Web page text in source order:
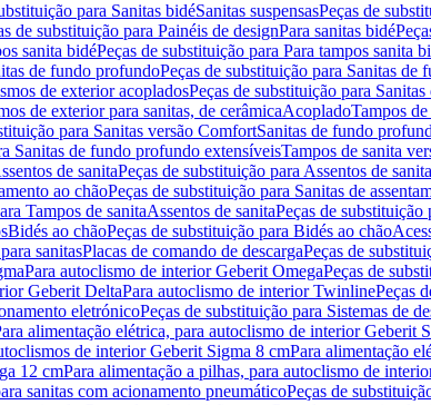
para Sanitas bidéSanitas suspensasPeças de
de substituição para Painéis de designPara sanitas bidé
sanita bidéPeças de substituição para Para tampos sanita
de fundo profundoPeças de substituição para Sanitas de
de exterior acopladosPeças de substituição para
de exterior para sanitas, de cerâmicaAcopladoTampos de
para Sanitas versão ComfortSanitas de fundo
Sanitas de fundo profundo extensíveisTampos de sanita
de sanitaPeças de substituição para Assentos de sanita
ao chãoPeças de substituição para Sanitas de
Tampos de sanitaAssentos de sanitaPeças de substituição
Bidés ao chãoPeças de substituição para Bidés ao chão
sanitasPlacas de comando de descargaPeças de
Para autoclismo de interior Geberit OmegaPeças de
Geberit DeltaPara autoclismo de interior TwinlinePeças
eletrónicoPeças de substituição para Sistemas de
alimentação elétrica, para autoclismo de interior Geberit
de interior Geberit Sigma 8 cmPara alimentação
12 cmPara alimentação a pilhas, para autoclismo de
sanitas com acionamento pneumáticoPeças de